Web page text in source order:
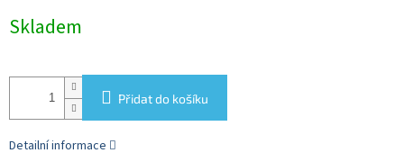
cena:
Skladem
Přidat do košíku
Detailní informace